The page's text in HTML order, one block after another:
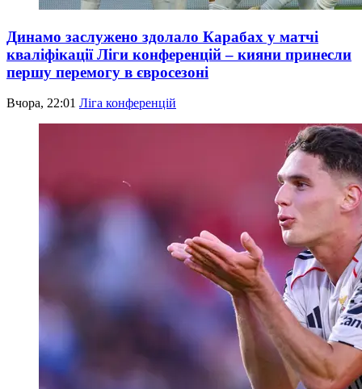
Динамо заслужено здолало Карабах у матчі
кваліфікації Ліги конференцій – кияни принесли
першу перемогу в євросезоні
Вчора, 22:01 Ліга конференцій